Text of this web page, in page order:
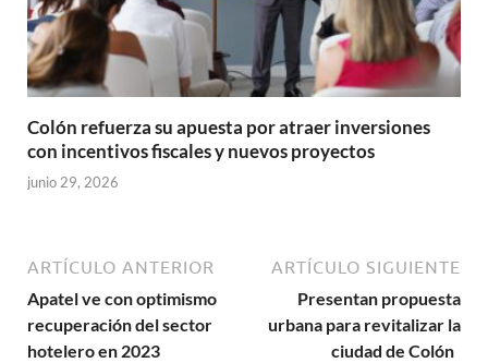
Colón refuerza su apuesta por atraer inversiones
con incentivos fiscales y nuevos proyectos
junio 29, 2026
ARTÍCULO ANTERIOR
Apatel ve con optimismo
recuperación del sector
hotelero en 2023
ARTÍCULO SIGUIENTE
Presentan propuesta
urbana para revitalizar la
ciudad de Colón